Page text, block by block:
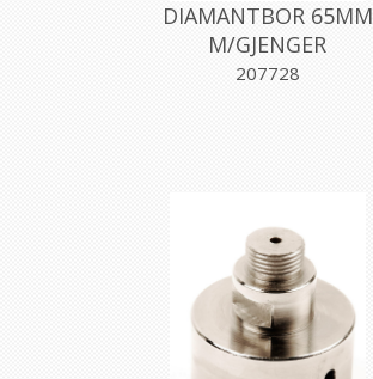
DIAMANTBOR 65MM
M/GJENGER
207728